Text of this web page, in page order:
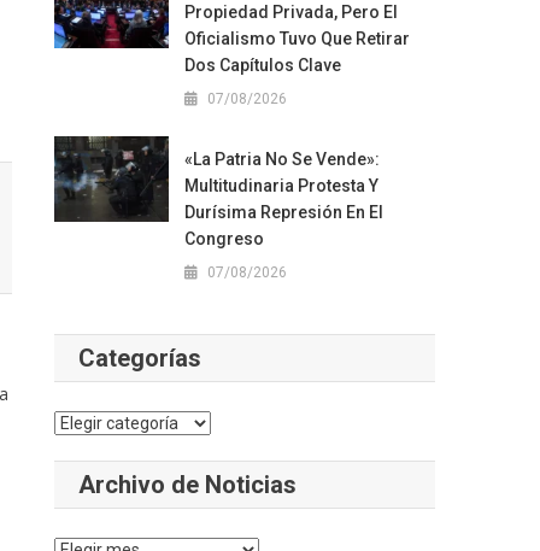
Propiedad Privada, Pero El
Oficialismo Tuvo Que Retirar
Dos Capítulos Clave
07/08/2026
«La Patria No Se Vende»:
Multitudinaria Protesta Y
Durísima Represión En El
Congreso
07/08/2026
Categorías
Categorías
Archivo de Noticias